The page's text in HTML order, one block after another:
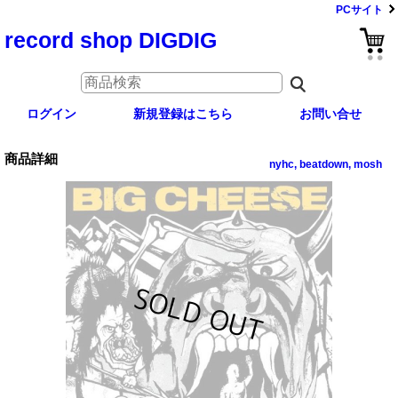
PCサイト
record shop DIGDIG
ログイン 新規登録はこちら お問い合せ
商品詳細 nyhc, beatdown, mosh